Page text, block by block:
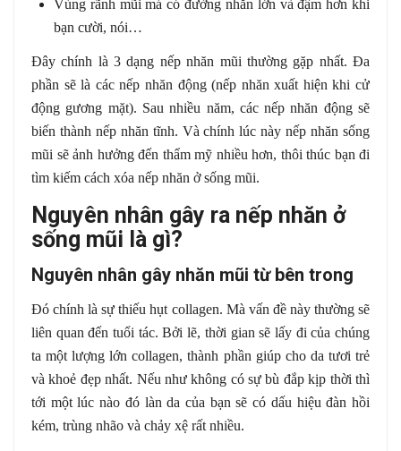
Vùng rãnh mũi má có đường nhăn lớn và đậm hơn khi
bạn cười, nói…
Đây chính là 3 dạng nếp nhăn mũi thường gặp nhất. Đa
phần sẽ là các nếp nhăn động (nếp nhăn xuất hiện khi cử
động gương mặt). Sau nhiều năm, các nếp nhăn động sẽ
biến thành nếp nhăn tĩnh. Và chính lúc này nếp nhăn sống
mũi sẽ ảnh hưởng đến thẩm mỹ nhiều hơn, thôi thúc bạn đi
tìm kiếm cách xóa nếp nhăn ở sống mũi.
Nguyên nhân gây ra nếp nhăn ở
sống mũi là gì?
Nguyên nhân gây nhăn mũi từ bên trong
Đó chính là sự thiếu hụt collagen. Mà vấn đề này thường sẽ
liên quan đến tuổi tác. Bởi lẽ, thời gian sẽ lấy đi của chúng
ta một lượng lớn collagen, thành phần giúp cho da tươi trẻ
và khoẻ đẹp nhất. Nếu như không có sự bù đắp kịp thời thì
tới một lúc nào đó làn da của bạn sẽ có dấu hiệu đàn hồi
kém, trùng nhão và chảy xệ rất nhiều.